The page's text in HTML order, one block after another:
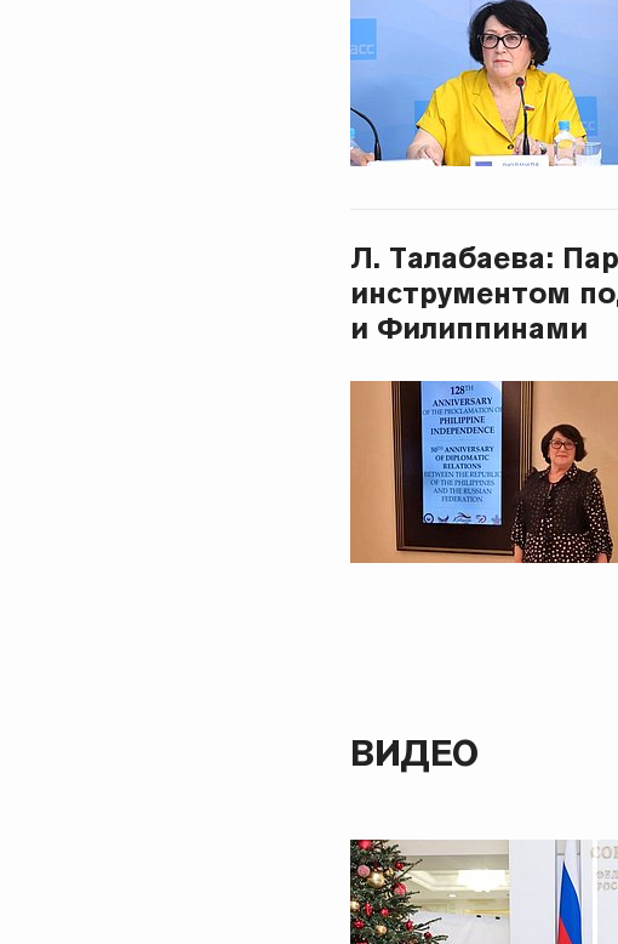
Л. Талабаева:
инструментом
и Филиппинами
ВИДЕО